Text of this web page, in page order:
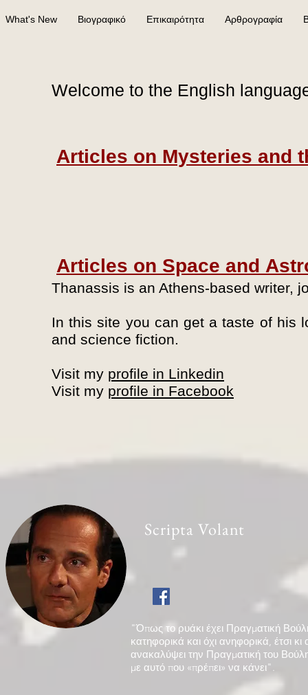
What's New Βιογραφικό Επικαιρότητα Αρθρογραφία
Welcome to the English
Thanassis is an Athens-based writer,
In this site you can get a taste of his
and science fiction.
Visit my profile in Linkedin
Visit my profile in Facebook
Articles on Mysteries and
Articles on Space and
Scripta Volant
"Όπως το ρυάκι έχει Πραγματική
κατηφορικά και όχι ανηφορικά, έτσι κι
ανακαλύψει την Πραγματική του
με αυτό που «πρέπει» να κάνει".